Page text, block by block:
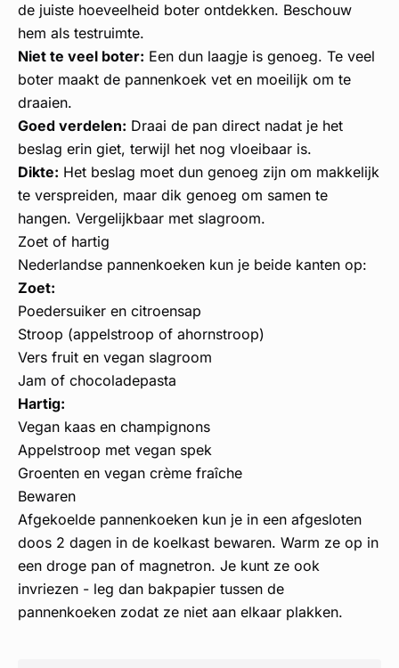
de juiste hoeveelheid boter ontdekken. Beschouw
hem als testruimte.
Niet te veel boter: Een dun laagje is genoeg. Te veel
boter maakt de pannenkoek vet en moeilijk om te
draaien.
Goed verdelen: Draai de pan direct nadat je het
beslag erin giet, terwijl het nog vloeibaar is.
Dikte: Het beslag moet dun genoeg zijn om makkelijk
te verspreiden, maar dik genoeg om samen te
hangen. Vergelijkbaar met slagroom.
Zoet of hartig
Nederlandse pannenkoeken kun je beide kanten op:
Zoet:
Poedersuiker en citroensap
Stroop (appelstroop of ahornstroop)
Vers fruit en vegan slagroom
Jam of chocoladepasta
Hartig:
Vegan kaas en champignons
Appelstroop met vegan spek
Groenten en vegan crème fraîche
Bewaren
Afgekoelde pannenkoeken kun je in een afgesloten
doos 2 dagen in de koelkast bewaren. Warm ze op in
een droge pan of magnetron. Je kunt ze ook
invriezen - leg dan bakpapier tussen de
pannenkoeken zodat ze niet aan elkaar plakken.